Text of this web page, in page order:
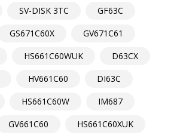
SV-DISK 3TC
GF63C
GS671C60X
GV671C61
HS661C60WUK
D63CX
HV661C60
DI63C
HS661C60W
IM687
GV661C60
HS661C60XUK